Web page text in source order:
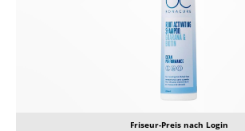
Friseur-Preis nach Login